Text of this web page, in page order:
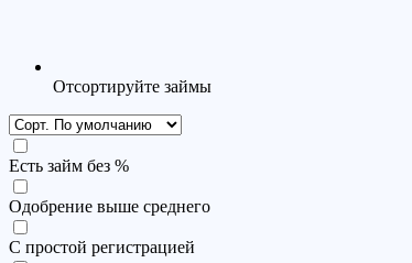
Отсортируйте займы
Есть займ без %
Одобрение выше среднего
С простой регистрацией